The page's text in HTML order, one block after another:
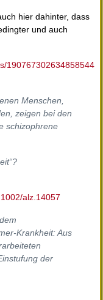
hier dahinter, dass
und auch
190767302634858544
Menschen,
zeigen bei den
schizophrene
alz.14057
Krankheit: Aus
der